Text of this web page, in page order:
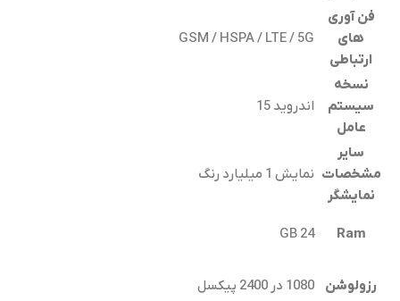
فن آوری
های
ارتباطی
GSM / HSPA / LTE / 5G
نسخه
سیستم
عامل
اندروید 15
سایر
مشخصات
نمایشگر
نمایش 1 میلیارد رنگ
Ram
24 GB
رزولوشن 1080 در 2400 پیکسل